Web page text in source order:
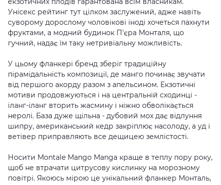
Унісекс рейтинг тут цілком заслужений, адже навіть
суворому дорослому чоловікові іноді хочеться пахнути
фруктами, а модний будинок П'єра Монталя, що
гучний, надає їм таку нетривіальну можливість.
У цьому фланкері бренд зберіг традиційну
пірамідальність композиції, де манго починає звучати
від першого акорду разом з апельсином. Екзотичні
мотиви продовжуються і на центральній сходинці -
іланг-іланг вторить жасмину і ніжно обволікається
неролі. База дуже щільна - дубовий мох дає відлуння
шипру, американський кедр закріплює насолоду, а уд і
ветівер приправляють все дещицею землістості.
Носити Montale Mango Manga краще в теплу пору року,
щоб не втрачати цитрусову кислинку на морозному
повітрі. Якоюсь мірою це унікальний фланкер Монталь,